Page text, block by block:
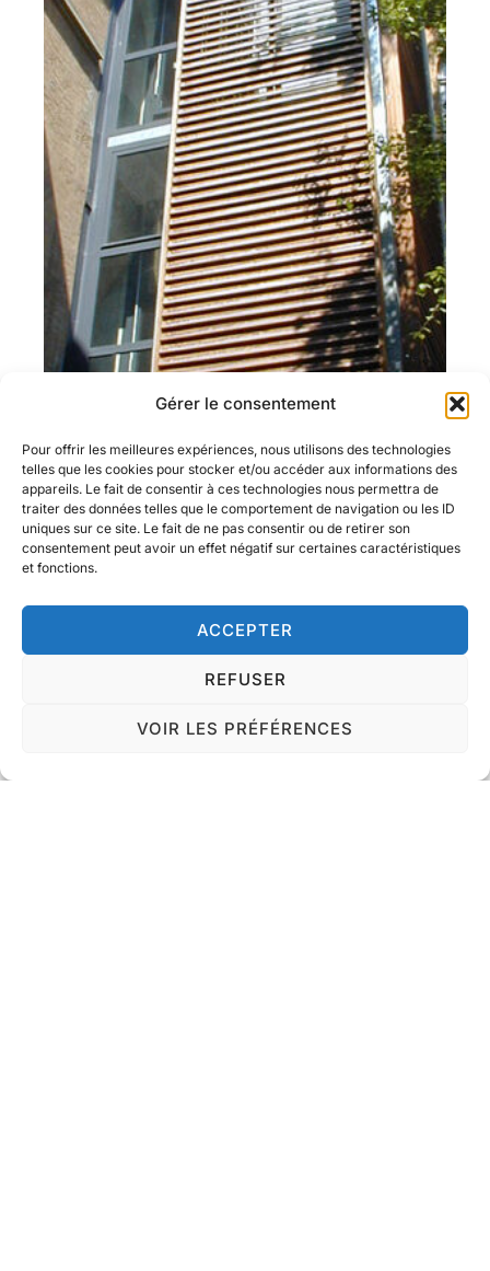
Gérer le consentement
Pour offrir les meilleures expériences, nous utilisons des technologies
telles que les cookies pour stocker et/ou accéder aux informations des
appareils. Le fait de consentir à ces technologies nous permettra de
traiter des données telles que le comportement de navigation ou les ID
uniques sur ce site. Le fait de ne pas consentir ou de retirer son
consentement peut avoir un effet négatif sur certaines caractéristiques
et fonctions.
ACCEPTER
REFUSER
VOIR LES PRÉFÉRENCES